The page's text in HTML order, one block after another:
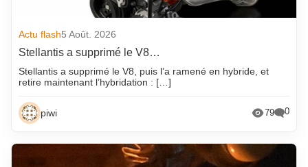
Actu flash5 Août. 2026
Stellantis a supprimé le V8…
Stellantis a supprimé le V8, puis l’a ramené en hybride, et
retire maintenant l’hybridation : […]
piwi 79 0